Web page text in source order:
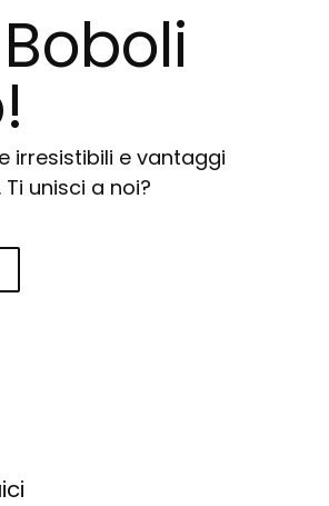
irresistibili e vantaggi
unisci a noi?